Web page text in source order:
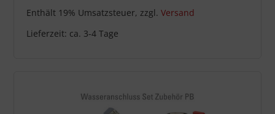
Enthält 19% Umsatzsteuer, zzgl.Versand
Lieferzeit: ca. 3-4 Tage